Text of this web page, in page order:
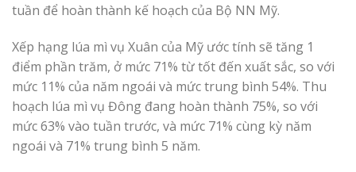
tuần để hoàn thành kế hoạch của Bộ NN Mỹ.
Xếp hạng lúa mì vụ Xuân của Mỹ ước tính sẽ tăng 1
điểm phần trăm, ở mức 71% từ tốt đến xuất sắc, so với
mức 11% của năm ngoái và mức trung bình 54%. Thu
hoạch lúa mì vụ Đông đang hoàn thành 75%, so với
mức 63% vào tuần trước, và mức 71% cùng kỳ năm
ngoái và 71% trung bình 5 năm.